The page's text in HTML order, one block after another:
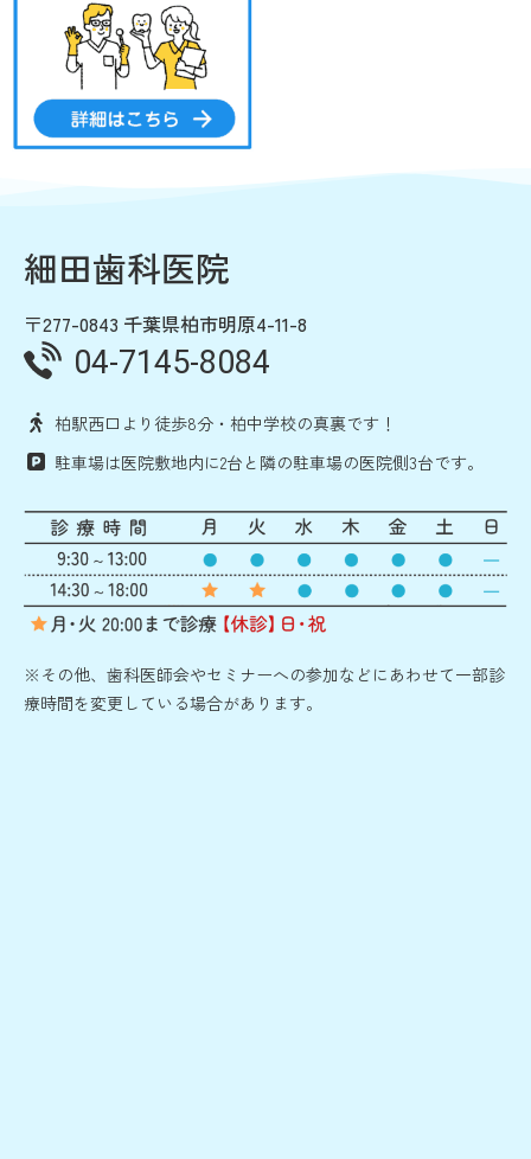
細田歯科医院
〒277-0843 千葉県柏市明原4-11-8
04-7145-8084
柏駅西口より徒歩8分・柏中学校の真裏です！
駐車場は医院敷地内に2台と隣の駐車場の医院側3台です。
※その他、歯科医師会やセミナーへの参加などにあわせて一部診
療時間を変更している場合があります。